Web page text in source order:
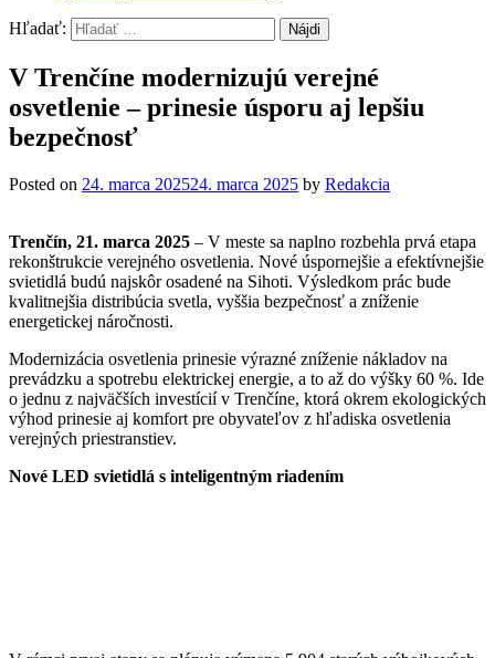
Hľadať:
V Trenčíne modernizujú verejné
osvetlenie – prinesie úsporu aj lepšiu
bezpečnosť
Posted on 24. marca 202524. marca 2025 by Redakcia
Trenčín, 21. marca 2025 – V meste sa naplno rozbehla prvá etapa
rekonštrukcie verejného osvetlenia. Nové úspornejšie a efektívnejšie
svietidlá budú najskôr osadené na Sihoti. Výsledkom prác bude
kvalitnejšia distribúcia svetla, vyššia bezpečnosť a zníženie
energetickej náročnosti.
Modernizácia osvetlenia prinesie výrazné zníženie nákladov na
prevádzku a spotrebu elektrickej energie, a to až do výšky 60 %. Ide
o jednu z najväčších investícií v Trenčíne, ktorá okrem ekologických
výhod prinesie aj komfort pre obyvateľov z hľadiska osvetlenia
verejných priestranstiev.
Nové LED svietidlá s inteligentným riadením